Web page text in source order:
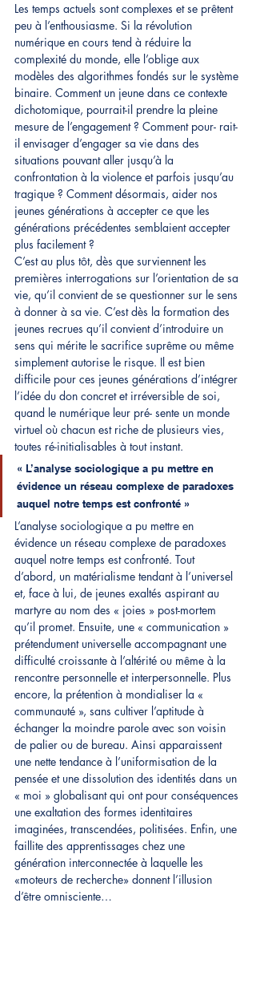
Les temps actuels sont complexes et se prêtent
peu à l’enthousiasme. Si la révolution
numérique en cours tend à réduire la
complexité du monde, elle l’oblige aux
modèles des algorithmes fondés sur le système
binaire. Comment un jeune dans ce contexte
dichotomique, pourrait-il prendre la pleine
mesure de l’engagement ? Comment pour- rait-
il envisager d’engager sa vie dans des
situations pouvant aller jusqu’à la
confrontation à la violence et parfois jusqu’au
tragique ? Comment désormais, aider nos
jeunes générations à accepter ce que les
générations précédentes semblaient accepter
plus facilement ?
C’est au plus tôt, dès que surviennent les
premières interrogations sur l’orientation de sa
vie, qu’il convient de se questionner sur le sens
à donner à sa vie. C’est dès la formation des
jeunes recrues qu’il convient d’introduire un
sens qui mérite le sacrifice suprême ou même
simplement autorise le risque. Il est bien
difficile pour ces jeunes générations d’intégrer
l’idée du don concret et irréversible de soi,
quand le numérique leur pré- sente un monde
virtuel où chacun est riche de plusieurs vies,
toutes ré-initialisables à tout instant.
« L’analyse sociologique a pu mettre en
évidence un réseau complexe de paradoxes
auquel notre temps est confronté »
L’analyse sociologique a pu mettre en
évidence un réseau complexe de paradoxes
auquel notre temps est confronté. Tout
d’abord, un matérialisme tendant à l’universel
et, face à lui, de jeunes exaltés aspirant au
martyre au nom des « joies » post-mortem
qu’il promet. Ensuite, une « communication »
prétendument universelle accompagnant une
difficulté croissante à l’altérité ou même à la
rencontre personnelle et interpersonnelle. Plus
encore, la prétention à mondialiser la «
communauté », sans cultiver l’aptitude à
échanger la moindre parole avec son voisin
de palier ou de bureau. Ainsi apparaissent
une nette tendance à l’uniformisation de la
pensée et une dissolution des identités dans un
« moi » globalisant qui ont pour conséquences
une exaltation des formes identitaires
imaginées, transcendées, politisées. Enfin, une
faillite des apprentissages chez une
génération interconnectée à laquelle les
«moteurs de recherche» donnent l’illusion
d’être omnisciente…